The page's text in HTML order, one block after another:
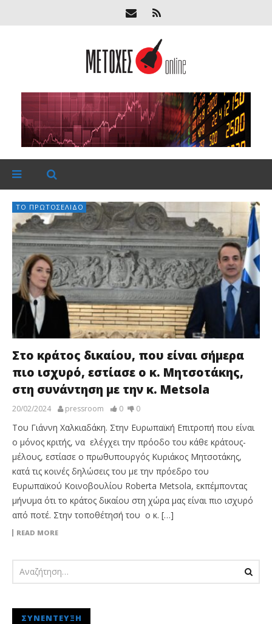
ΤΟ ΠΡΩΤΟΣΈΛΙΔΟ
Στο κράτος δικαίου, που είναι σήμερα
πιο ισχυρό, εστίασε ο κ. Μητσοτάκης,
στη συνάντηση με την κ. Metsola
20/02/2024 pressroom 0 0
Του Γιάννη Χαλκιαδάκη. Στην Ευρωπαϊκή Επιτροπή που είναι
ο μόνος κριτής, να ελέγχει την πρόοδο του κάθε κράτους-
μέλους, εστίασε ο πρωθυπουργός Κυριάκος Μητσοτάκης,
κατά τις κοινές δηλώσεις του με την πρόεδρο του
Ευρωπαϊκού Κοινοβουλίου Roberta Metsola, εκπέμποντας
μήνυμα ότι το κράτος δικαίου στη χώρα μας είναι πιο ισχυρό
από ποτέ. Στην τοποθέτησή του ο κ. […]
READ MORE
ΣΥΝΈΝΤΕΥΞΗ